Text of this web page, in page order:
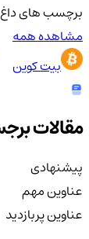
برچسب های داغ
مشاهده همه
بیت کوین
مقالات
پیشنهادی
عناوین مهم
عناوین پربازدید